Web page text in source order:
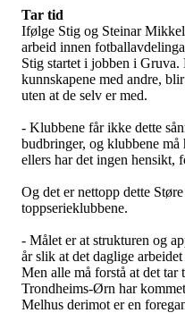
Tar tid
Ifølge Stig og Steinar
arbeid innen
Stig startet i jobben i
kunnskapene med andre,
uten at de selv er med.
- Klubbene får ikke dette
budbringer, og klubbene må
ellers har det ingen hensikt,
Og det er nettopp dette
toppserieklubbene.
- Målet er at strukturen og
år slik at det daglige
Men alle må forstå at det tar
Trondheims-Ørn har
Melhus derimot er en